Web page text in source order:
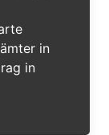
in
in